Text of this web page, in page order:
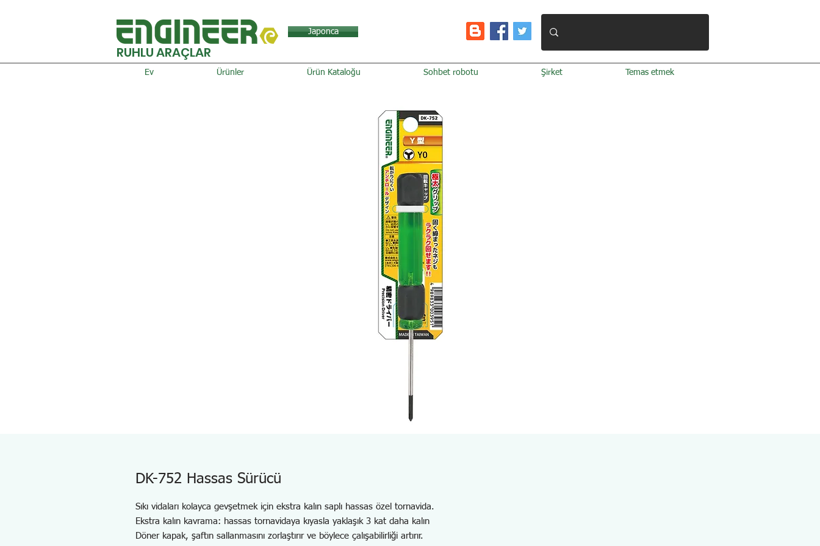
Japonca
RUHLU ARAÇLAR
Ev Ürünler Ürün Kataloğu Sohbet robotu Şirket Temas etmek
DK-752 Hassas Sürücü
Sıkı vidaları kolayca gevşetmek için ekstra kalın saplı hassas özel tornavida.
Ekstra kalın kavrama: hassas tornavidaya kıyasla yaklaşık 3 kat daha kalın
Döner kapak, şaftın sallanmasını zorlaştırır ve böylece çalışabilirliği artırır.